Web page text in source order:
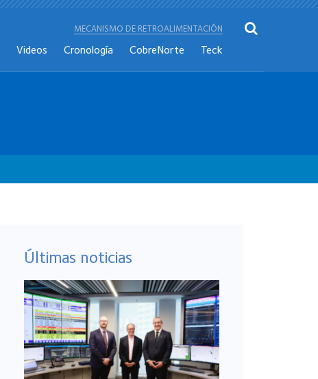
MECANISMO DE RETROALIMENTACIÓN
Videos Cronología CobreNorte Teck
Últimas noticias